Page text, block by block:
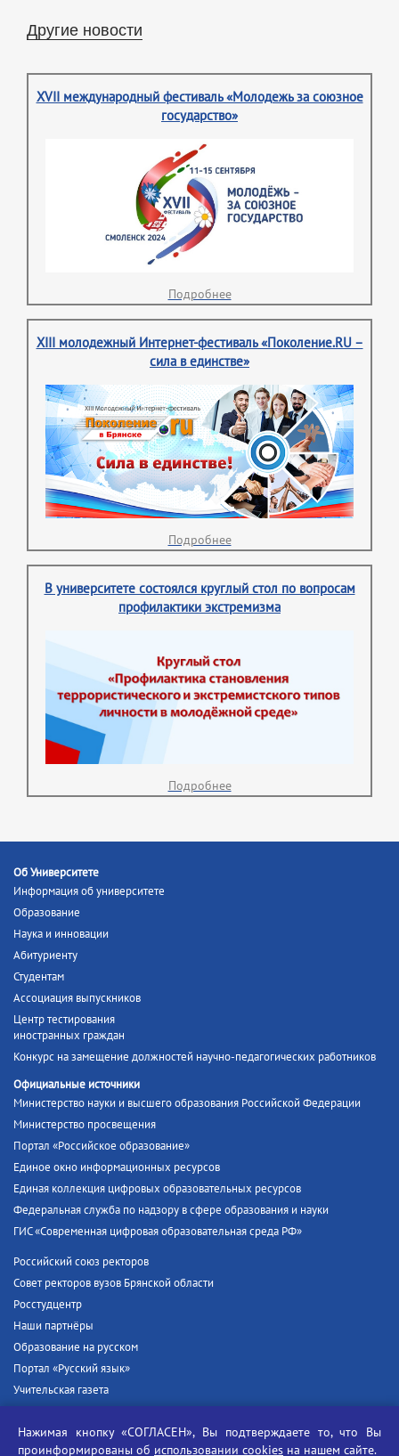
Другие новости
XVII международный фестиваль «Молодежь за союзное
государство»
Подробнее
XIII молодежный Интернет-фестиваль «Поколение.RU –
сила в единстве»
Подробнее
В университете состоялся круглый стол по вопросам
профилактики экстремизма
Подробнее
Об Университете
Информация об университете
Образование
Наука и инновации
Абитуриенту
Студентам
Ассоциация выпускников
Центр тестирования
иностранных граждан
Конкурс на замещение должностей научно-педагогических работников
Официальные источники
Министерство науки и высшего образования Российской Федерации
Министерство просвещения
Портал «Российское образование»
Единое окно информационных ресурсов
Единая коллекция цифровых образовательных ресурсов
Федеральная служба по надзору в сфере образования и науки
ГИС «Современная цифровая образовательная среда РФ»
Российский союз ректоров
Совет ректоров вузов Брянской области
Росстудцентр
Наши партнёры
Образование на русском
Портал «Русский язык»
Учительская газета
Единый портал государственных услуг
Нажимая кнопку «СОГЛАСЕН», Вы подтверждаете то, что Вы
проинформированы об использовании cookies на нашем сайте.